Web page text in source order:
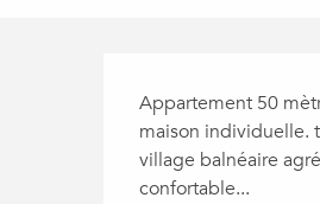
Appartement 50
maison individuelle.
village balnéaire
confortable...